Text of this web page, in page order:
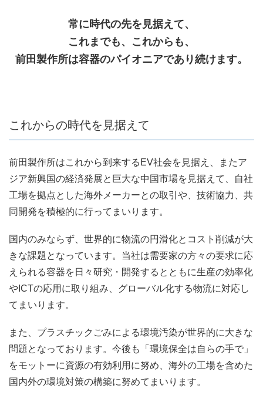
常に時代の先を見据えて、
これまでも、これからも、
前田製作所は容器のパイオニアであり続けます。
これからの時代を見据えて
前田製作所はこれから到来するEV社会を見据え、またア
ジア新興国の経済発展と巨大な中国市場を見据えて、自社
工場を拠点とした海外メーカーとの取引や、技術協力、共
同開発を積極的に行ってまいります。
国内のみならず、世界的に物流の円滑化とコスト削減が大
きな課題となっています。当社は需要家の方々の要求に応
えられる容器を日々研究・開発するとともに生産の効率化
やICTの応用に取り組み、グローバル化する物流に対応し
てまいります。
また、プラスチックごみによる環境汚染が世界的に大きな
問題となっております。今後も「環境保全は自らの手で」
をモットーに資源の有効利用に努め、海外の工場を含めた
国内外の環境対策の構築に努めてまいります。